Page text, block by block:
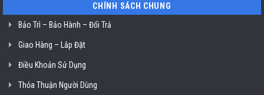
CHÍNH SÁCH CHUNG
Bảo Trì – Bảo Hành – Đổi Trả
Giao Hàng – Lắp Đặt
Điều Khoản Sử Dụng
Thỏa Thuận Người Dùng